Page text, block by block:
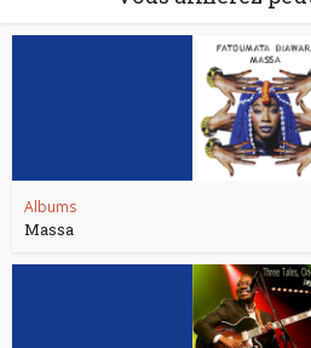
Albums
Massa